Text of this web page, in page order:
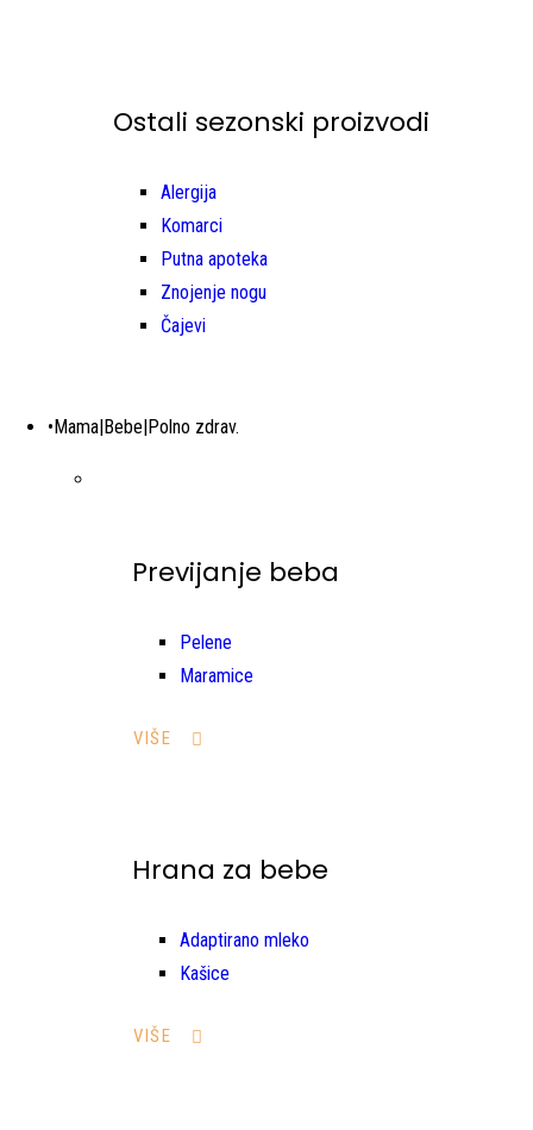
Ostali sezonski proizvodi
Alergija
Komarci
Putna apoteka
Znojenje nogu
Čajevi
•Mama|Bebe|Polno zdrav.
Previjanje beba
Pelene
Maramice
VIŠE
Hrana za bebe
Adaptirano mleko
Kašice
VIŠE